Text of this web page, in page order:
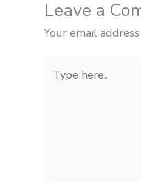
Leave a
Your email
here..